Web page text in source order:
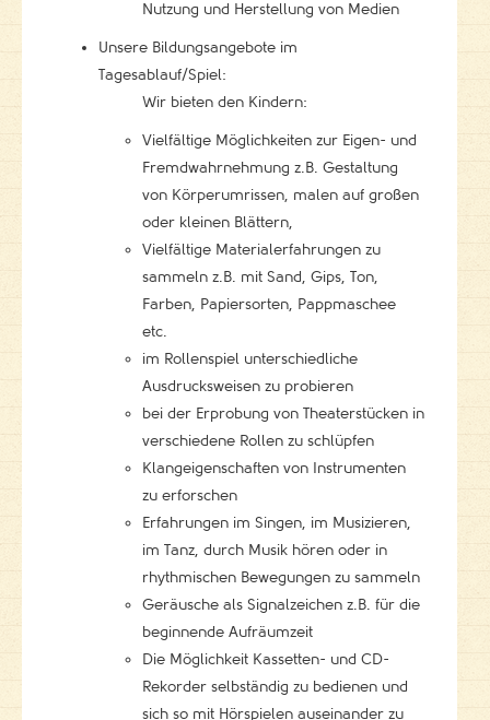
Nutzung und Herstellung von Medien
Unsere Bildungsangebote im
Tagesablauf/Spiel:
Wir bieten den Kindern:
Vielfältige Möglichkeiten zur Eigen- und
Fremdwahrnehmung z.B. Gestaltung
von Körperumrissen, malen auf großen
oder kleinen Blättern,
Vielfältige Materialerfahrungen zu
sammeln z.B. mit Sand, Gips, Ton,
Farben, Papiersorten, Pappmaschee
etc.
im Rollenspiel unterschiedliche
Ausdrucksweisen zu probieren
bei der Erprobung von Theaterstücken in
verschiedene Rollen zu schlüpfen
Klangeigenschaften von Instrumenten
zu erforschen
Erfahrungen im Singen, im Musizieren,
im Tanz, durch Musik hören oder in
rhythmischen Bewegungen zu sammeln
Geräusche als Signalzeichen z.B. für die
beginnende Aufräumzeit
Die Möglichkeit Kassetten- und CD-
Rekorder selbständig zu bedienen und
sich so mit Hörspielen auseinander zu